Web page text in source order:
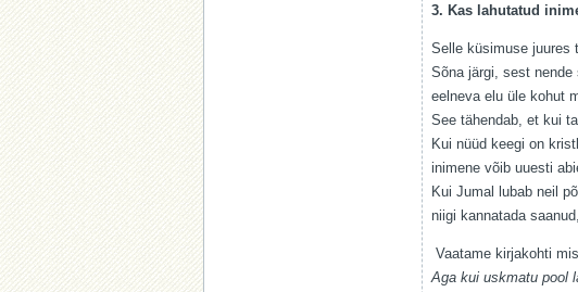
3. Kas lahutatud
Selle küsimuse juures
Sõna järgi, sest
eelneva elu üle kohut
See tähendab, et kui
Kui nüüd keegi on
inimene võib uuesti
Kui Jumal lubab neil
niigi kannatada
Vaatame kirjakohti
Aga kui uskmatu pool